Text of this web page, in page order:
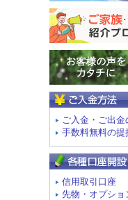
ご入金・ご出金
手数料無料の提
信用取引口座
先物・オプショ